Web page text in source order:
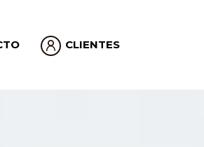
CLIENTES